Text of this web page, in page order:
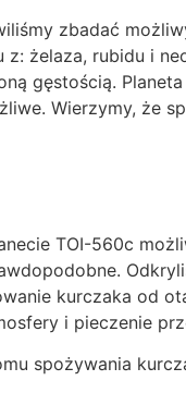
zbadać
żelaza, rubidu i
gęstością.
Wierzymy, że
TOI-560c
kurczaka od
i pieczenie
spożywania